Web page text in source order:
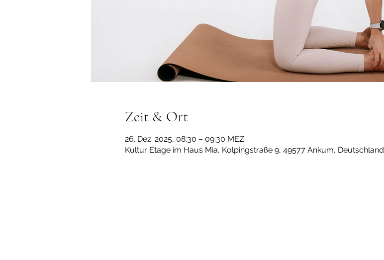
Zeit & Ort
26. Dez. 2025, 08:30 – 09:30 MEZ
Kultur Etage im Haus Mia, Kolpingstraße 9, 49577 Ankum, Deutschland